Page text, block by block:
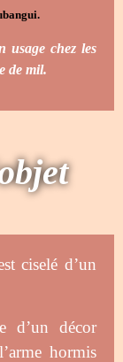
usage chez les
de mil.
ciselé d’un
d’un décor
hormis